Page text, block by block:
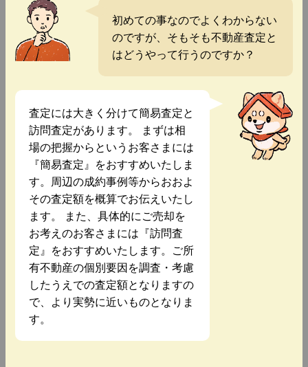
初めての事なのでよくわからない
のですが、そもそも不動産査定と
はどうやって行うのですか？
査定には大きく分けて簡易査定と
訪問査定があります。 まずは相
場の把握からというお客さまには
『簡易査定』をおすすめいたしま
す。周辺の成約事例等からおおよ
その査定額を概算でお伝えいたし
ます。 また、具体的にご売却を
お考えのお客さまには『訪問査
定』をおすすめいたします。ご所
有不動産の個別要因を調査・考慮
したうえでの査定額となりますの
で、より実勢に近いものとなりま
す。